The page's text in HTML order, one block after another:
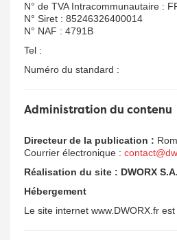
N° de TVA Intracommunautaire :
N° Siret : 85246326400014
N° NAF : 4791B
Tel :
Numéro du standard :
Administration du contenu
Directeur de la publication :
Courrier électronique :
Réalisation du site : DWORX
Hébergement
Le site internet www.DWORX.fr